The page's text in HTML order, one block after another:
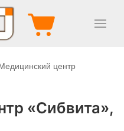
центр
«Сибвита»,